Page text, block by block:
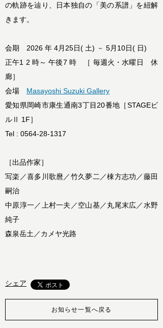
の軌跡を辿り、日本独自の「美の系譜」を紐解
きます。
会期 2026 年 4月25日( 土) － 5月10日( 日)
正午1 2 時～ 午後7 時 ［ 毎週火・水曜日 休
廊］
会場 Masayoshi Suzuki Gallery
愛知県岡崎市康生通南3丁目20番地［STAGEビ
ルⅡ 1F］
Tel : 0564-28-1317
［出品作家］
写楽／喜多川歌麿／竹久夢二／棟方志功／藤田
嗣治
中原淳一／上村一夫／空山基／丸尾末広／水野
純子
森泉岳土／カメヤ光路
シェア
お知らせ一覧へ戻る